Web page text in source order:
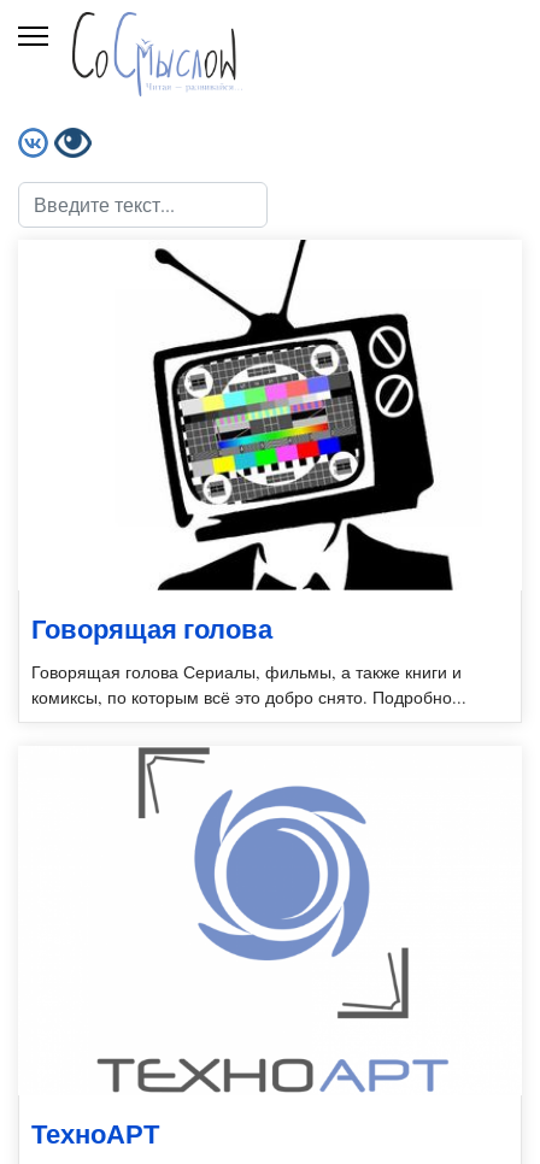
Говорящая голова
Говорящая голова Сериалы, фильмы, а также книги и
комиксы, по которым всё это добро снято. Подробно...
ТехноАРТ